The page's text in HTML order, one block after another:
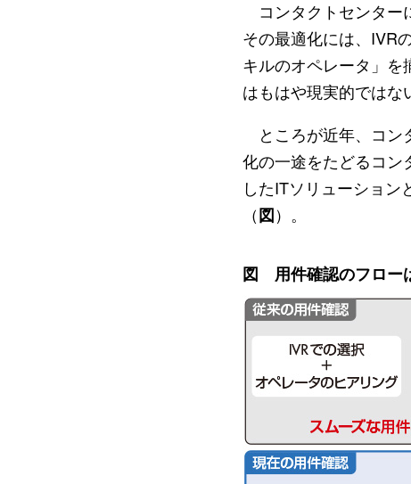
コンタクトセンター
その最適化には、IVR
キルのオペレータ」
はもはや現実的ではな
ところが近年、コン
化の一途をたどるコン
したITソリューション
（図）。
図 用件確認のフロー